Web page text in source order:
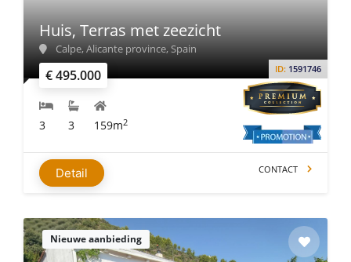
€ 495.000 ID: 1591746
Huis, Terras met zeezicht
Calpe, Alicante province, Spain
3 3 159m2
Detail CONTACT
Nieuwe aanbieding